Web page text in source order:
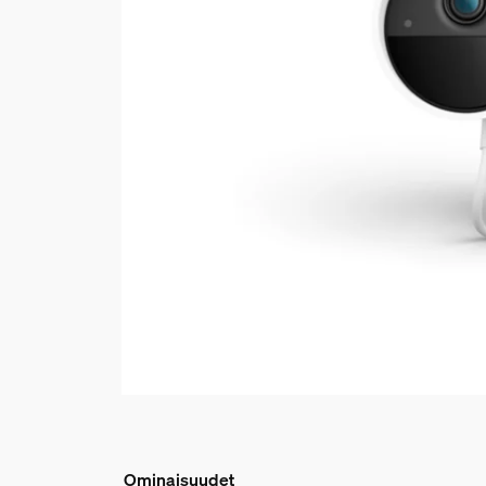
Ominaisuudet